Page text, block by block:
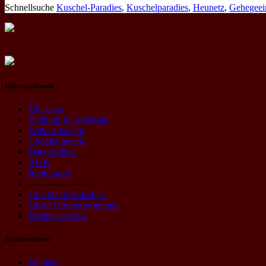
Schnellsuche Kuschel-Paradies, Kuschelparadies, Heunetz,
Informationen
Über uns
Zahlung & Lieferung
Widerrufsrecht
Cookiehinweis
Datenschutz
AGB
Impressum
----------------------
Glückliche Kuschler
Unser Partnerprogramm
Partner werden
Kundendienst
Kontakt